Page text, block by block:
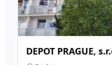
DEPOT PRAGUE,